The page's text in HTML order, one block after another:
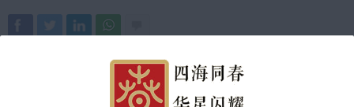
Arc de Triomf
8 de febrero de 2026